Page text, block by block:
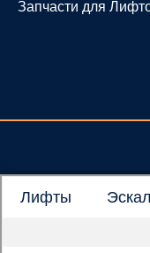
Перейти
Запчасти для
Лифты